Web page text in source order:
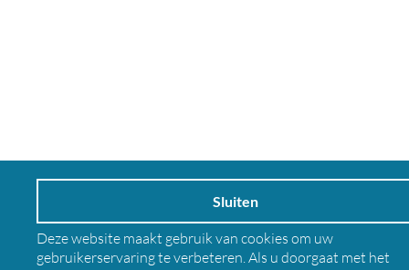
Sluiten
Deze website maakt gebruik van cookies om uw
gebruikerservaring te verbeteren. Als u doorgaat met het